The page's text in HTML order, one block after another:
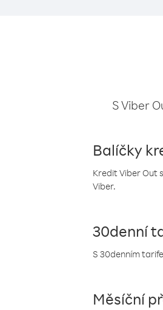
S Viber
Balíčky
Kredit Viber Out
Viber.
30denní
S 30denním
Měsíční